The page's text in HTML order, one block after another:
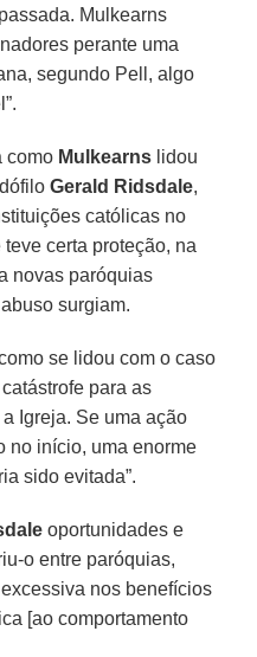
Mulkearns
perante uma
segundo Pell, algo
como Mulkearns lidou
Gerald Ridsdale,
católicas no
certa proteção, na
novas paróquias
surgiam.
se lidou com o caso
catástrofe para as
Igreja. Se uma ação
no início, uma enorme
sido evitada”.
oportunidades e
o entre paróquias,
nos benefícios
[ao comportamento